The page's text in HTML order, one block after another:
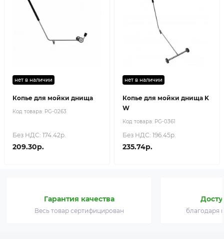
нет в наличии
Копье для мойки днища
Код товара: PG-0263
Без НДС: 174.42р.
209.30р.
нет в наличии
Копье для мойки днища K
W
Код товара: PG-0361
Без НДС: 196.45р.
235.74р.
Гарантия качества
Весь товар сертифицирован благодаря